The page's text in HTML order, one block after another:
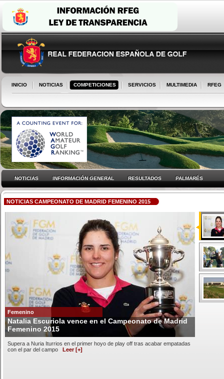
INICIO NOTICIAS COMPETICIONES SERVICIOS MULTIMEDIA RFEG
NOTICIAS INFORMACIÓN GENERAL RESULTADOS PALMARÉS
NOTICIAS CAMPEONATO DE MADRID FEMENINO 2015
Femenino
Natalia Escuriola vence en el Campeonato de Madrid
Femenino 2015
Supera a Nuria Iturrios en el primer hoyo de play off tras acabar empatadas
con el par del campo Leer [+]